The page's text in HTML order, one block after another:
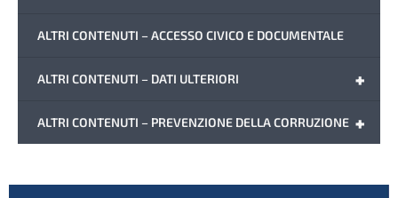
ALTRI CONTENUTI – ACCESSO CIVICO E DOCUMENTALE
+
ALTRI CONTENUTI – DATI ULTERIORI
+
ALTRI CONTENUTI – PREVENZIONE DELLA CORRUZIONE